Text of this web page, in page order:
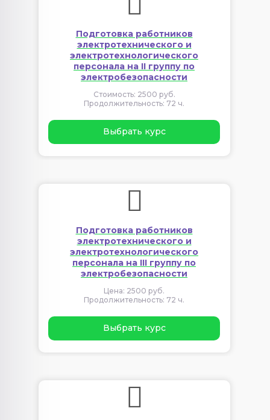
Подготовка работников
электротехнического и
электротехнологического
персонала на II группу по
электробезопасности
Стоимость: 2500 руб.
Продолжительность: 72 ч.
Выбрать курс
Подготовка работников
электротехнического и
электротехнологического
персонала на III группу по
электробезопасности
Цена: 2500 руб.
Продолжительность: 72 ч.
Выбрать курс